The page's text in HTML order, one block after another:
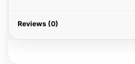
Reviews (0)